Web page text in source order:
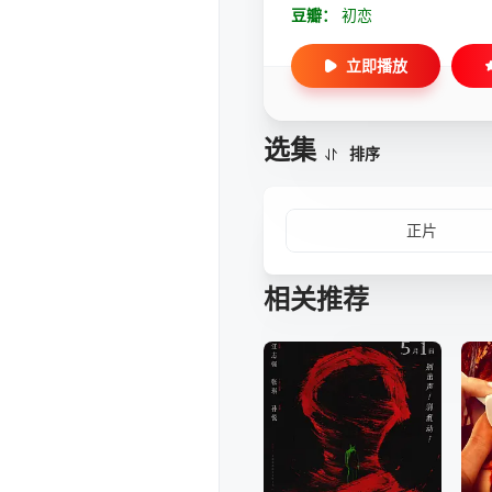
豆瓣： 初恋
立即播放
选集 排序
正片
相关推荐